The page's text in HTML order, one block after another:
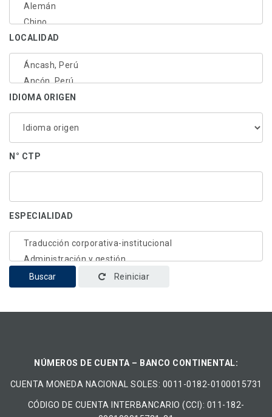
LOCALIDAD
IDIOMA ORIGEN
N° CTP
ESPECIALIDAD
Buscar Reiniciar
NÚMEROS DE CUENTA – BANCO CONTINENTAL:
CUENTA MONEDA NACIONAL​ ​SOLES​: 0011-0182-0100015731
CÓDIGO DE CUENTA INTERBANCARIO (CCI): 011-182-